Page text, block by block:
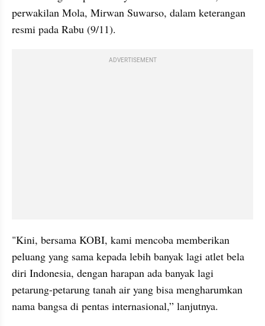
perwakilan Mola, Mirwan Suwarso, dalam keterangan
resmi pada Rabu (9/11).
ADVERTISEMENT
"Kini, bersama KOBI, kami mencoba memberikan
peluang yang sama kepada lebih banyak lagi atlet bela
diri Indonesia, dengan harapan ada banyak lagi
petarung-petarung tanah air yang bisa mengharumkan
nama bangsa di pentas internasional,” lanjutnya.